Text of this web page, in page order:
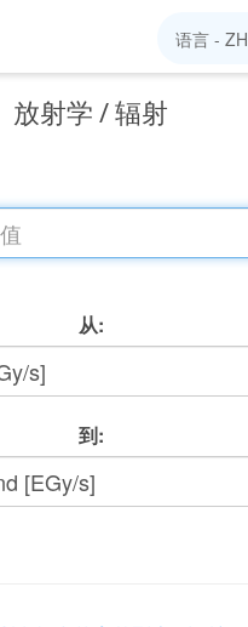
语言 - ZH
放射学 / 辐射
从:
到: